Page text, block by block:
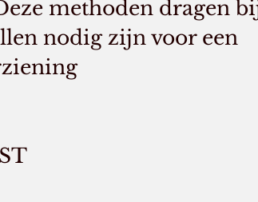
methoden dragen
nodig zijn voor een